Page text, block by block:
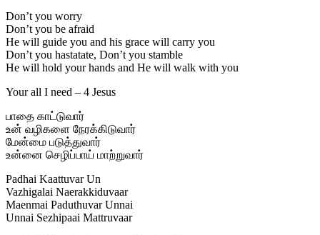
Don’t you worry
Don’t you be afraid
He will guide you and his grace will carry you
Don’t you hastatate, Don’t you stamble
He will hold your hands and He will walk with you
Your all I need – 4 Jesus
பாதை காட்டுவார்
உன் வழிகளை நேரக்கிடுவார்
மேன்மை படுத்துவார்
உன்னை செழிப்பாய் மாற்றுவார்
Padhai Kaattuvar Un
Vazhigalai Naerakkiduvaar
Maenmai Paduthuvar Unnai
Unnai Sezhipaai Mattruvaar